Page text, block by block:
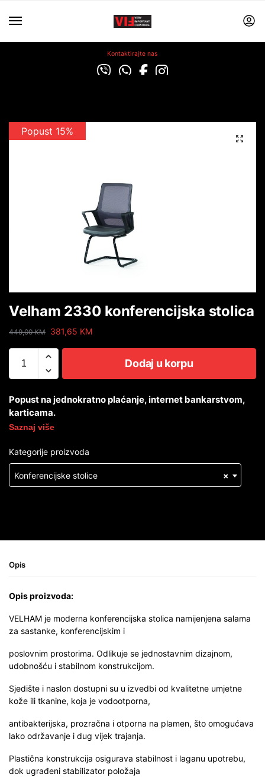
Kontaktirajte nas
Popust 15%
Velham 2330 konferencijska stolica
449,00KM 381,65 KM
Dodaj u korpu
Popust na jednokratno plaćanje, internet bankarstvom,
karticama.
Saznaj više
Kategorije proizvoda
×
Konferencijske stolice
Opis
Opis proizvoda:
VELHAM je moderna konferencijska stolica namijenjena salama
za sastanke, konferencijskim i
poslovnim prostorima. Odlikuje se jednostavnim dizajnom,
udobnošću i stabilnom konstrukcijom.
Sjedište i naslon dostupni su u izvedbi od kvalitetne umjetne
kože ili tkanine, koja je vodootporna,
antibakterijska, prozračna i otporna na plamen, što omogućava
lako održavanje i dug vijek trajanja.
Plastična konstrukcija osigurava stabilnost i laganu upotrebu,
dok ugrađeni stabilizator položaja